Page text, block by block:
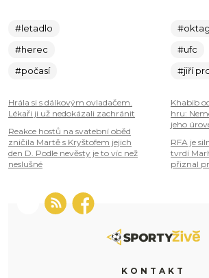
#letadlo
#herec
#počasí
Hrála si s dálkovým ovladačem.
Lékaři ji už nedokázali zachránit
Reakce hostů na svatební oběd
zničila Martě s Kryštofem jejich
den D. Podle nevěsty je to víc než
neslušné
#ufc
#jiří
Khabib
hru:
jeho
RFA je
tvrdí
přiznal
KONTAKT